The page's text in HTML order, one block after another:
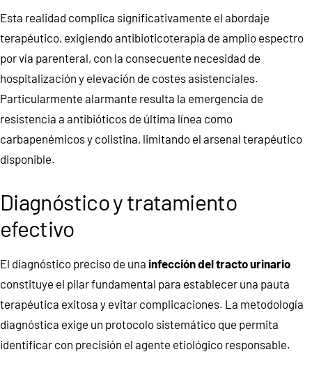
Esta realidad complica significativamente el abordaje
terapéutico, exigiendo antibioticoterapia de amplio espectro
por vía parenteral, con la consecuente necesidad de
hospitalización y elevación de costes asistenciales.
Particularmente alarmante resulta la emergencia de
resistencia a antibióticos de última línea como
carbapenémicos y colistina, limitando el arsenal terapéutico
disponible.
Diagnóstico y tratamiento
efectivo
El diagnóstico preciso de una infección del tracto urinario
constituye el pilar fundamental para establecer una pauta
terapéutica exitosa y evitar complicaciones. La metodología
diagnóstica exige un protocolo sistemático que permita
identificar con precisión el agente etiológico responsable.